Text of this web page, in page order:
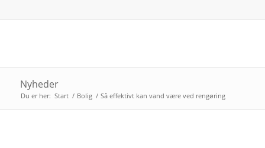
Nyheder
Du er her: Start / Bolig / Så effektivt kan vand være ved rengøring